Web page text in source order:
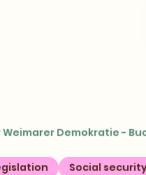
Demokratie -
Social